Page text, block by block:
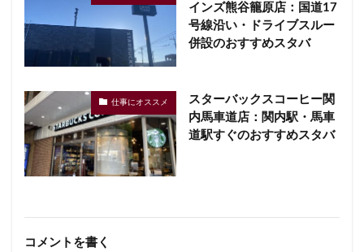
インズ熊谷籠原店：国道17
号線沿い・ドライブスルー
併設のおすすめスタバ
仕事にオススメ
スターバックスコーヒー関
内馬車道店：関内駅・馬車
道駅すぐのおすすめスタバ
コメントを書く